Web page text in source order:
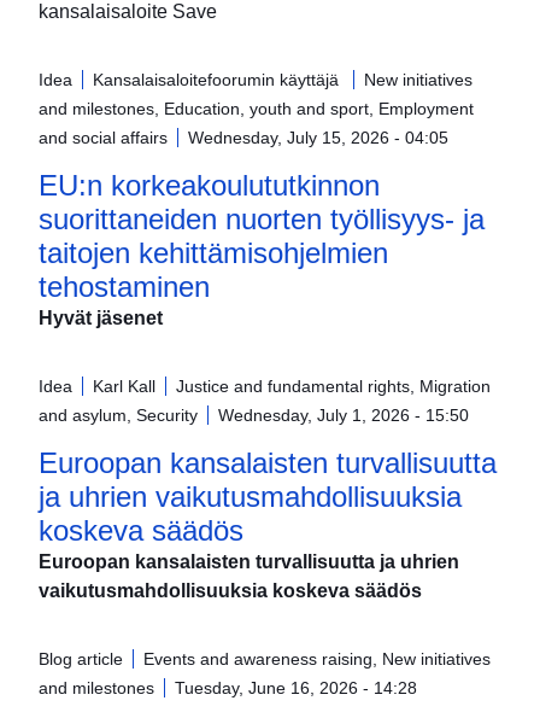
kansalaisaloite Save
Idea Kansalaisaloitefoorumin käyttäjä
New initiatives
and milestones, Education, youth and sport, Employment
and social affairs
Wednesday, July 15, 2026 - 04:05
EU:n korkeakoulututkinnon
suorittaneiden nuorten työllisyys- ja
taitojen kehittämisohjelmien
tehostaminen
Hyvät jäsenet
Idea Karl Kall
Justice and fundamental rights, Migration
and asylum, Security
Wednesday, July 1, 2026 - 15:50
Euroopan kansalaisten turvallisuutta
ja uhrien vaikutusmahdollisuuksia
koskeva säädös
Euroopan kansalaisten turvallisuutta ja uhrien
vaikutusmahdollisuuksia koskeva säädös
Blog article
Events and awareness raising, New initiatives
and milestones
Tuesday, June 16, 2026 - 14:28